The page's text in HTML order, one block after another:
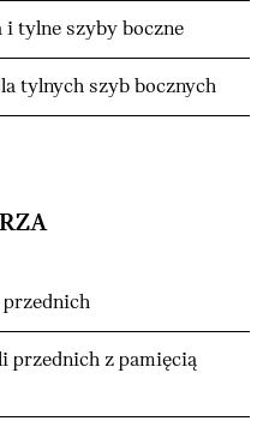
tylne szyby boczne
tylnych szyb bocznych
przednich z pamięcią